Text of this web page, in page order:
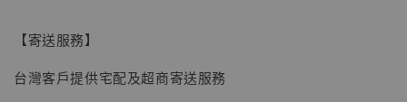
【現貨】BJSTUDIO 1/6系列可動蒐藏人偶 讓
【寄送服務】
台灣客戶提供宅配及超商寄送服務